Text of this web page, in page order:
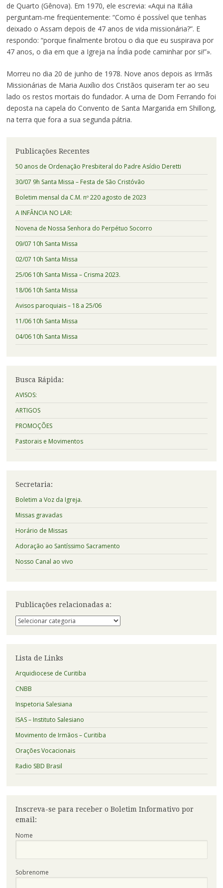
de Quarto (Gênova). Em 1970, ele escrevia: «Aqui na Itália
perguntam-me freqüentemente: “Como é possível que tenhas
deixado o Assam depois de 47 anos de vida missionária?”. E
respondo: “porque finalmente brotou o dia que eu suspirava por
47 anos, o dia em que a Igreja na Índia pode caminhar por si!”».
Morreu no dia 20 de junho de 1978. Nove anos depois as Irmãs
Missionárias de Maria Auxílio dos Cristãos quiseram ter ao seu
lado os restos mortais do fundador. A urna de Dom Ferrando foi
deposta na capela do Convento de Santa Margarida em Shillong,
na terra que fora a sua segunda pátria.
Publicações Recentes
50 anos de Ordenação Presbiteral do Padre Asídio Deretti
30/07 9h Santa Missa – Festa de São Cristóvão
Boletim mensal da C.M. nº 220 agosto de 2023
A INFÂNCIA NO LAR:
Novena de Nossa Senhora do Perpétuo Socorro
09/07 10h Santa Missa
02/07 10h Santa Missa
25/06 10h Santa Missa – Crisma 2023.
18/06 10h Santa Missa
Avisos paroquiais – 18 a 25/06
11/06 10h Santa Missa
04/06 10h Santa Missa
Busca Rápida:
AVISOS:
ARTIGOS
PROMOÇÕES
Pastorais e Movimentos
Secretaria:
Boletim a Voz da Igreja.
Missas gravadas
Horário de Missas
Adoração ao Santíssimo Sacramento
Nosso Canal ao vivo
Publicações relacionadas a:
Publicações
relacionadas
Lista de Links
Arquidiocese de Curitiba
CNBB
Inspetoria Salesiana
ISAS – Instituto Salesiano
Movimento de Irmãos – Curitiba
Orações Vocacionais
Radio SBD Brasil
Inscreva-se para receber o Boletim Informativo por
email:
Nome
Sobrenome